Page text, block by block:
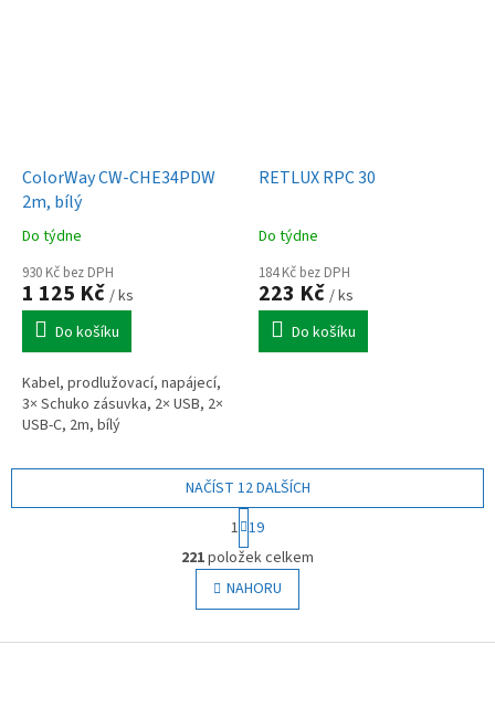
ColorWay CW-CHE34PDW
2m, bílý
Do týdne
930 Kč bez DPH
1 125 Kč / ks
Do košíku
Kabel, prodlužovací, napájecí,
3× Schuko zásuvka, 2× USB, 2×
USB-C, 2m, bílý
RETLUX RPC 30
Do týdne
184 Kč bez DPH
223 Kč / ks
Do košíku
O
v
l
á
NAČÍST 12 DALŠÍCH
S
t
r
á
n
k
v
1 19
221položek celkem
NAHORU
Z